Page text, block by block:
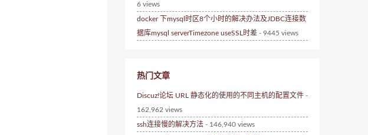
6 views
docker 下mysql时区8个小时的解决办法及JDBC连接数
据库mysql serverTimezone useSSL时差 - 9445 views
热门文章
Discuz!论坛 URL 静态化的使用的不同主机的配置文件 -
162,962 views
ssh连接慢的解决方法 - 146,940 views